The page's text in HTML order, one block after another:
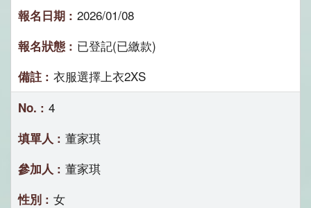
2026/01/08
已登記(已繳款)
衣服選擇上衣2XS
4
董家琪
董家琪
女